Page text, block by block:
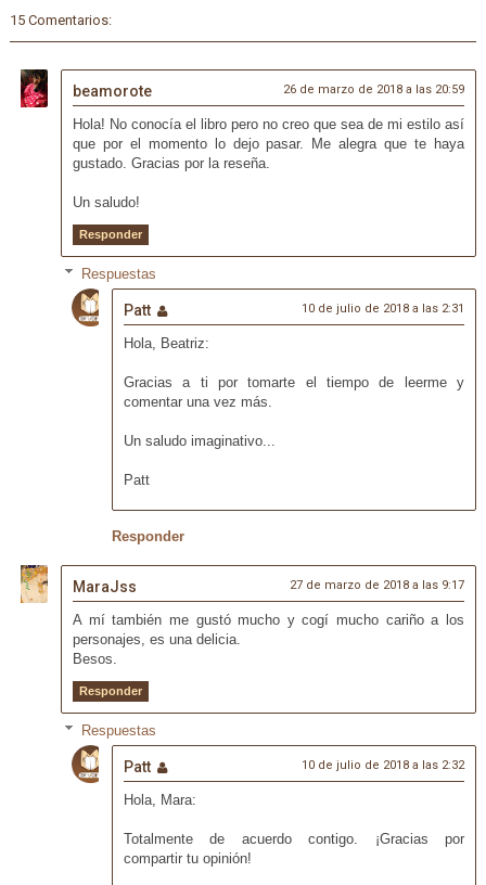
15 Comentarios:
beamorote 26 de marzo de 2018 a las 20:59
Hola! No conocía el libro pero no creo que sea de mi estilo así
que por el momento lo dejo pasar. Me alegra que te haya
gustado. Gracias por la reseña.
Un saludo!
Responder
Respuestas
Patt 10 de julio de 2018 a las 2:31
Hola, Beatriz:
Gracias a ti por tomarte el tiempo de leerme y
comentar una vez más.
Un saludo imaginativo...
Patt
Responder
MaraJss 27 de marzo de 2018 a las 9:17
A mí también me gustó mucho y cogí mucho cariño a los
personajes, es una delicia.
Besos.
Responder
Respuestas
Patt 10 de julio de 2018 a las 2:32
Hola, Mara:
Totalmente de acuerdo contigo. ¡Gracias por
compartir tu opinión!